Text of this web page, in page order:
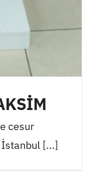
cesur
İstanbul [...]